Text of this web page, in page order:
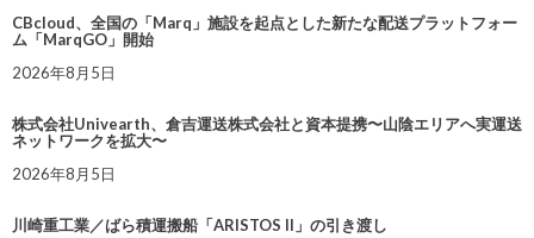
CBcloud、全国の「Marq」施設を起点とした新たな配送プラットフォー
ム「MarqGO」開始
2026年8月5日
株式会社Univearth、倉吉運送株式会社と資本提携〜山陰エリアへ実運送
ネットワークを拡大〜
2026年8月5日
川崎重工業／ばら積運搬船「ARISTOS II」の引き渡し